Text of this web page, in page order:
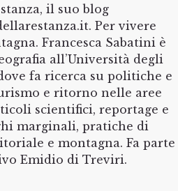
il suo blog
Per vivere
Francesca Sabatini è
all’Università degli
fa ricerca su politiche e
e ritorno nelle aree
scientifici, reportage e
marginali, pratiche di
e montagna. Fa parte
Emidio di Treviri.